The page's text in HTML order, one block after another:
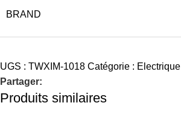
BRAND
UGS : TWXIM-1018 Catégorie : Electrique
Partager:
Produits similaires